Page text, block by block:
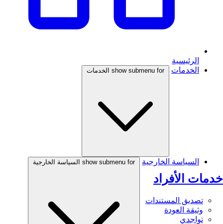
الرئيسية
الخدمات
show submenu for الخدمات
خدمات الأفراد
تصديق المستندات
وثيقة العودة
تواجدي
السياسة الخارجية show submenu for السياسة الخارجية